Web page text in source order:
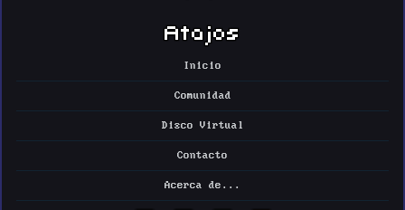
Atajos
Inicio
Comunidad
Disco Virtual
Contacto
Acerca de...